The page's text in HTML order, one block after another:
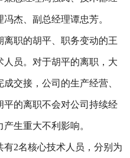
杰、副总经理谭忠芳。
职的胡平、职务变动的王
员。对于胡平的离职，大
交接，公司的生产经营、
的离职不会对公司持续经
生重大不利影响。
有2名核心技术人员，分别为